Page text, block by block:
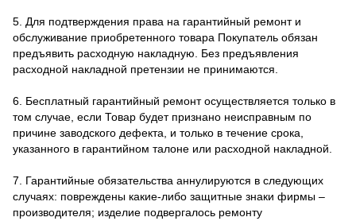
5. Для подтверждения права на гарантийный ремонт и
обслуживание приобретенного товара Покупатель обязан
предъявить расходную накладную. Без предъявления
расходной накладной претензии не принимаются.
6. Бесплатный гарантийный ремонт осуществляется только в
том случае, если Товар будет признано неисправным по
причине заводского дефекта, и только в течение срока,
указанного в гарантийном талоне или расходной накладной.
7. Гарантийные обязательства аннулируются в следующих
случаях: повреждены какие-либо защитные знаки фирмы –
производителя; изделие подвергалось ремонту